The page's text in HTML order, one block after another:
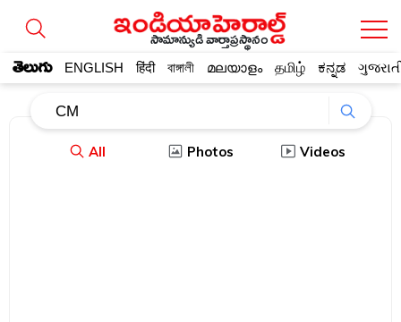
సామాన్యుడి వార్తాప్రస్థానం
తెలుగు ENGLISH हिंदी বাঙ্গালী മലയാളം தமிழ் ಕನ್ನಡ
All Photos Videos